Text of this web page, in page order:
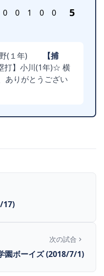
0 0 1 0 0 5
野(１年)
【捕
打】小川(1年)☆ 横
ありがとうござい
17)
次の試合
園ボーイズ (2018/7/1)